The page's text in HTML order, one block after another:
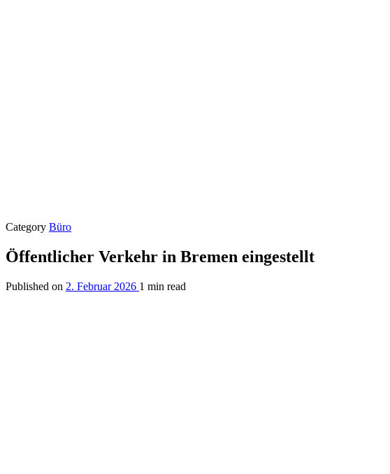
Category Büro
Öffentlicher Verkehr in Bremen eingestellt
Published on 2. Februar 2026 1 min read